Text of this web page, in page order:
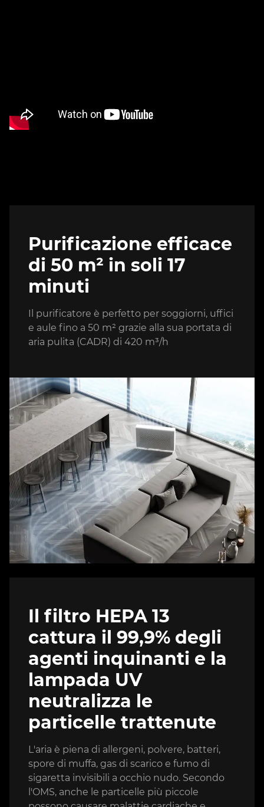
Purificazione efficace
di 50 m² in soli 17
minuti
Il purificatore è perfetto per soggiorni, uffici
e aule fino a 50 m² grazie alla sua portata di
aria pulita (CADR) di 420 m³/h
Il filtro HEPA 13
cattura il 99,9% degli
agenti inquinanti e la
lampada UV
neutralizza le
particelle trattenute
L'aria è piena di allergeni, polvere, batteri,
spore di muffa, gas di scarico e fumo di
sigaretta invisibili a occhio nudo. Secondo
l'OMS, anche le particelle più piccole